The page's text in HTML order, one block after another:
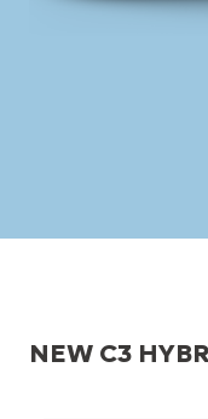
NEW C3